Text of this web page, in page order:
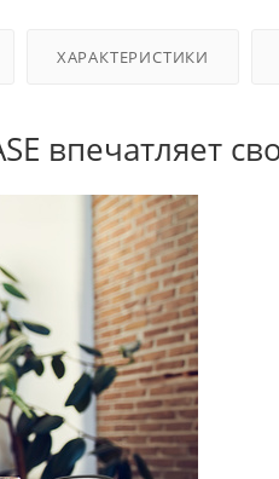
ХАРАКТЕРИСТИКИ
впечатляет